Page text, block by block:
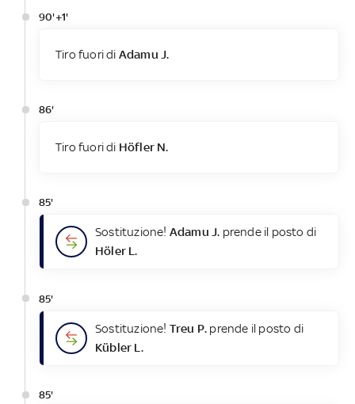
90'+1'
Tiro fuori di Adamu J.
86'
Tiro fuori di Höfler N.
85'
Sostituzione! Adamu J. prende il posto di
Höler L.
85'
Sostituzione! Treu P. prende il posto di
Kübler L.
85'